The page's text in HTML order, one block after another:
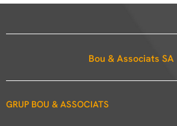
Bou & Associats SA
GRUP BOU & ASSOCIATS